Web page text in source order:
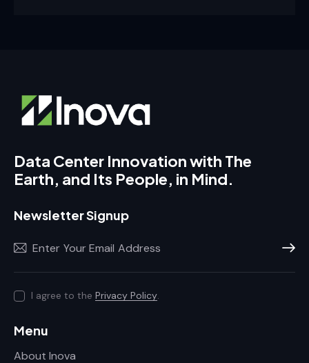
Data Center Innovation with The
Earth, and Its People, in Mind.
Newsletter Signup
I agree to the Privacy Policy.
Menu
About Inova